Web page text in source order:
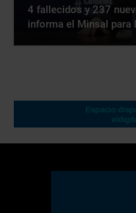
4 fallecidos y 237
informa el Minsal para